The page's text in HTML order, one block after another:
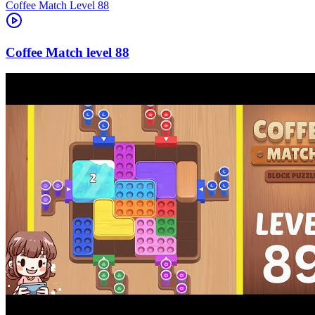
Level 88
88